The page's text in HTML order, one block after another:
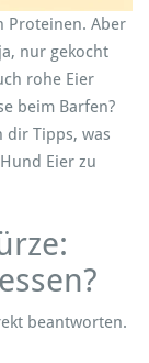
u
n
d
e
E
i
e
s
n?
o
Proteinen. Aber
nur gekocht
rohe Eier
beim Barfen?
dir Tipps, was
Eier zu
beantworten.